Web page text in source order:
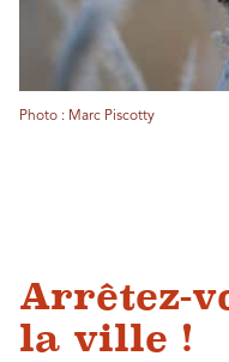
Photo : Marc Piscotty
Arrêtez-
la ville !